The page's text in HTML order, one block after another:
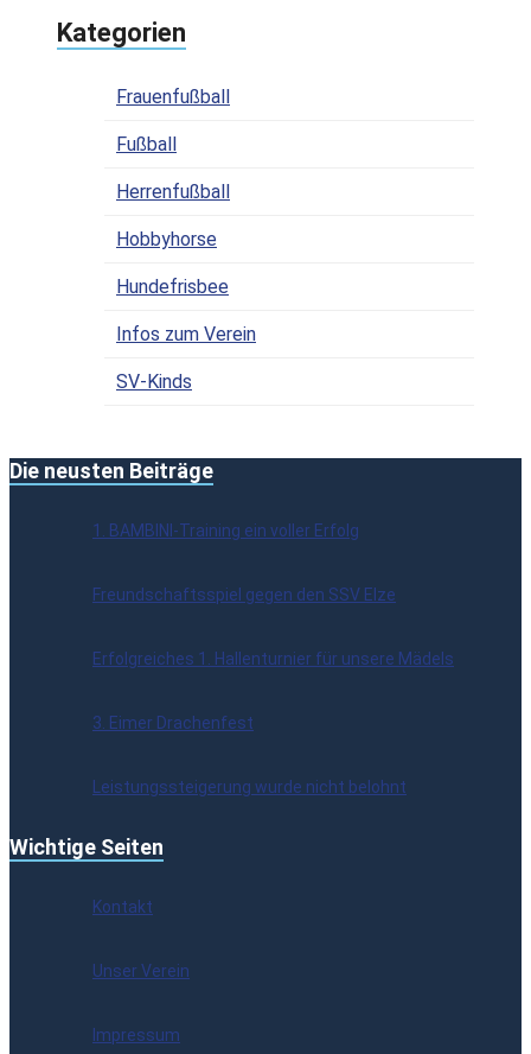
Kategorien
Frauenfußball
Fußball
Herrenfußball
Hobbyhorse
Hundefrisbee
Infos zum Verein
SV-Kinds
Die neusten Beiträge
1. BAMBINI-Training ein voller Erfolg
Freundschaftsspiel gegen den SSV Elze
Erfolgreiches 1. Hallenturnier für unsere Mädels
3. Eimer Drachenfest
Leistungssteigerung wurde nicht belohnt
Wichtige Seiten
Kontakt
Unser Verein
Impressum